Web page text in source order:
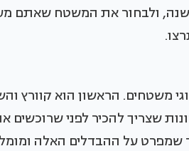
ולבחור את המשטח שאתם
משטחים. הראשון הוא קוורץ
שצריך להכיר לפני שרוכשים
על ההבדלים האלה